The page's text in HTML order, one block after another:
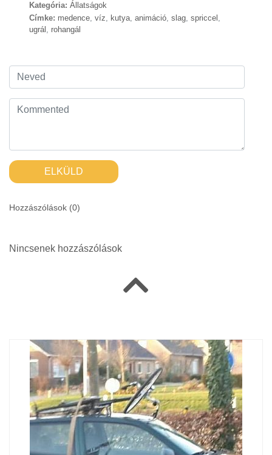
Kategória: Állatságok
Címke: medence, víz, kutya, animáció, slag, spriccel ,
ugrál , rohangál
ELKÜLD
Hozzászólások (0)
Nincsenek hozzászólások